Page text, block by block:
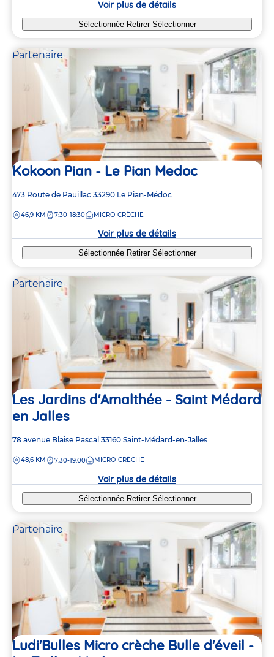
Voir plus de détails
Sélectionnée Retirer Sélectionner
Partenaire
Kokoon Pian - Le Pian Medoc
Adresse
la
473 Route de Pauillac 33290 Le Pian-Médoc
DISTANCE
46,9 KM 7:30-18:30 MICRO-CRÈCHE
Voir plus de détails
Sélectionnée Retirer Sélectionner
Partenaire
Les Jardins d'Amalthée - Saint Médard
en Jalles
Adresse
la
78 avenue Blaise Pascal 33160 Saint-Médard-en-Jalles
DISTANCE
48,6 KM 7:30-19:00 MICRO-CRÈCHE
Voir plus de détails
Sélectionnée Retirer Sélectionner
Partenaire
Ludi'Bulles Micro crèche Bulle d'éveil -